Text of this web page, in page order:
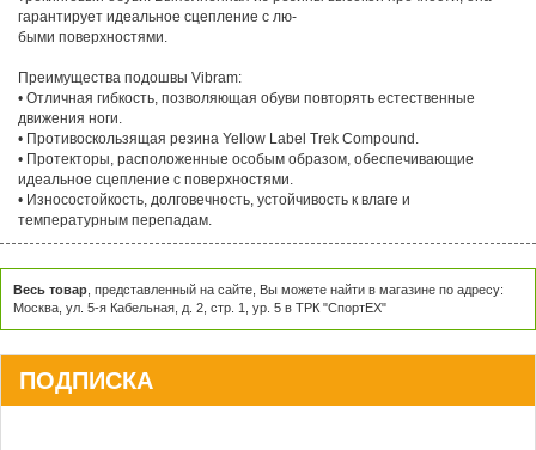
гарантирует идеальное сцепление с лю-
быми поверхностями.
Преимущества подошвы Vibram:
• Отличная гибкость, позволяющая обуви повторять естественные
движения ноги.
• Противоскользящая резина Yellow Label Trek Compound.
• Протекторы, расположенные особым образом, обеспечивающие
идеальное сцепление с поверхностями.
• Износостойкость, долговечность, устойчивость к влаге и
температурным перепадам.
Весь товар , представленный на сайте, Вы можете найти в магазине по адресу:
Москва, ул. 5-я Кабельная, д. 2, стр. 1, ур. 5 в ТРК "СпортЕХ"
ПОДПИСКА